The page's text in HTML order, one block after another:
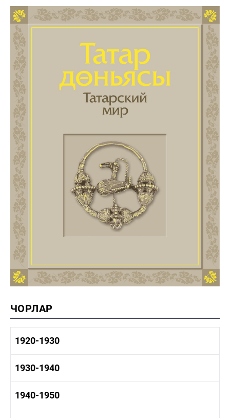
ЧОРЛАР
1920-1930
1920-1930 тарих
1930-1940
1930-1940 тарих
1940-1950